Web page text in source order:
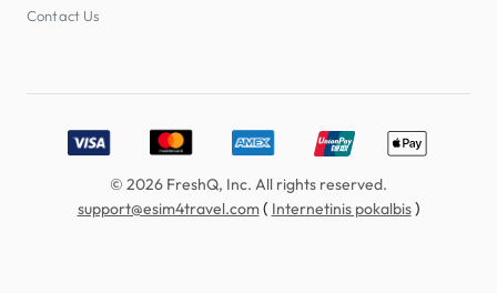
Contact Us
Accepted payment methods: Visa, MasterCard, American
© 2026 FreshQ, Inc. All rights reserved.
support@esim4travel.com( Internetinis pokalbis)